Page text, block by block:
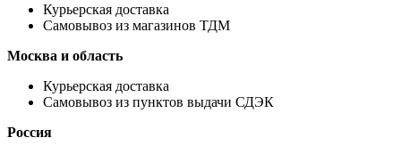
Курьерская доставка
Самовывоз из магазинов ТДМ
Москва и область
Курьерская доставка
Самовывоз из пунктов выдачи СДЭК
Россия